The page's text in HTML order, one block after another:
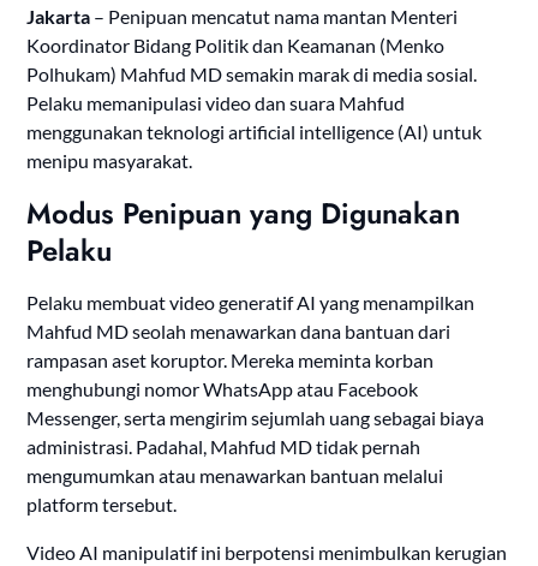
Jakarta – Penipuan mencatut nama mantan Menteri
Koordinator Bidang Politik dan Keamanan (Menko
Polhukam) Mahfud MD semakin marak di media sosial.
Pelaku memanipulasi video dan suara Mahfud
menggunakan teknologi artificial intelligence (AI) untuk
menipu masyarakat.
Modus Penipuan yang Digunakan
Pelaku
Pelaku membuat video generatif AI yang menampilkan
Mahfud MD seolah menawarkan dana bantuan dari
rampasan aset koruptor. Mereka meminta korban
menghubungi nomor WhatsApp atau Facebook
Messenger, serta mengirim sejumlah uang sebagai biaya
administrasi. Padahal, Mahfud MD tidak pernah
mengumumkan atau menawarkan bantuan melalui
platform tersebut.
Video AI manipulatif ini berpotensi menimbulkan kerugian